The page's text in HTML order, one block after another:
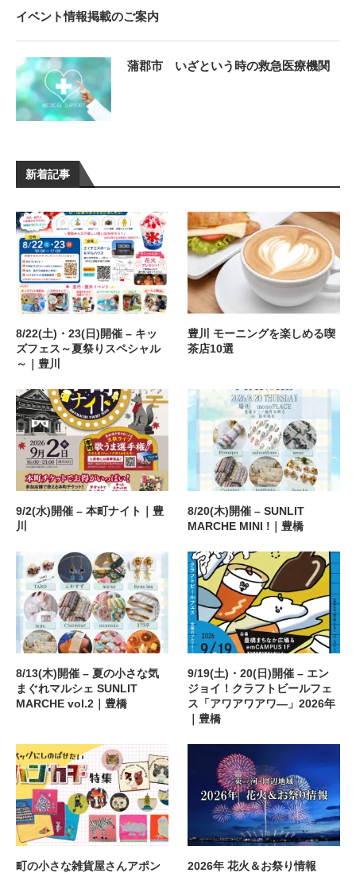
新着記事
8/22(土)・23(日)開催 – キッ
ズフェス～夏祭りスペシャル
～｜豊川
豊川 モーニングを楽しめる喫
茶店10選
9/2(水)開催 – 本町ナイト｜豊
川
8/20(木)開催 – SUNLIT
MARCHE MINI !｜豊橋
8/13(木)開催 – 夏の小さな気
まぐれマルシェ SUNLIT
MARCHE vol.2｜豊橋
9/19(土)・20(日)開催 – エン
ジョイ！クラフトビールフェ
ス「アワアワアワ―」2026年
｜豊橋
町の小さな雑貨屋さんアポン
2026年 花火＆お祭り情報
イベント情報掲載のご案内
蒲郡市 いざという時の救急医療機関